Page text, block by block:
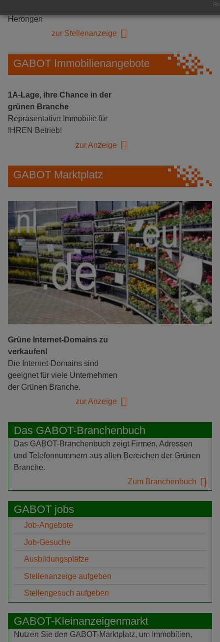
Herongen
zur Stellenanzeige
GABOT Immobilienangebote
1A-Lage, ihre Chance in der
grünen Branche
Repräsentative Immobilie für
IHREN Betrieb!
zur Anzeige
GABOT Marktplatz
Grüne Internet-Domains zu
verkaufen!
Die Internet-Domains sind
geeignet für viele Unternehmen
der Grünen Branche.
zur Anzeige
Das GABOT-Branchenbuch
Das GABOT-Branchenbuch zeigt Firmen, Adressen
und Telefonnummern aus allen Bereichen der Grünen
Branche.
Zum Branchenbuch
GABOT jobs
Job-Angebote
Job-Gesuche
Ausbildungsplätze
Stellenanzeige aufgeben
Stellengesuch aufgeben
GABOT-Kleinanzeigenmarkt
Nutzen Sie den GABOT-Marktplatz, um Immobilien,